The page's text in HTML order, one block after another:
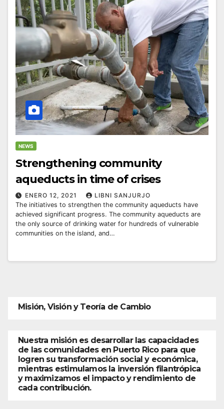
NEWS
Strengthening community
aqueducts in time of crises
ENERO 12, 2021
LIBNI SANJURJO
The initiatives to strengthen the community aqueducts have
achieved significant progress. The community aqueducts are
the only source of drinking water for hundreds of vulnerable
communities on the island, and…
Misión, Visión y Teoría de Cambio
Nuestra misión es desarrollar las capacidades
de las comunidades en Puerto Rico para que
logren su transformación social y económica,
mientras estimulamos la inversión filantrópica
y maximizamos el impacto y rendimiento de
cada contribución.